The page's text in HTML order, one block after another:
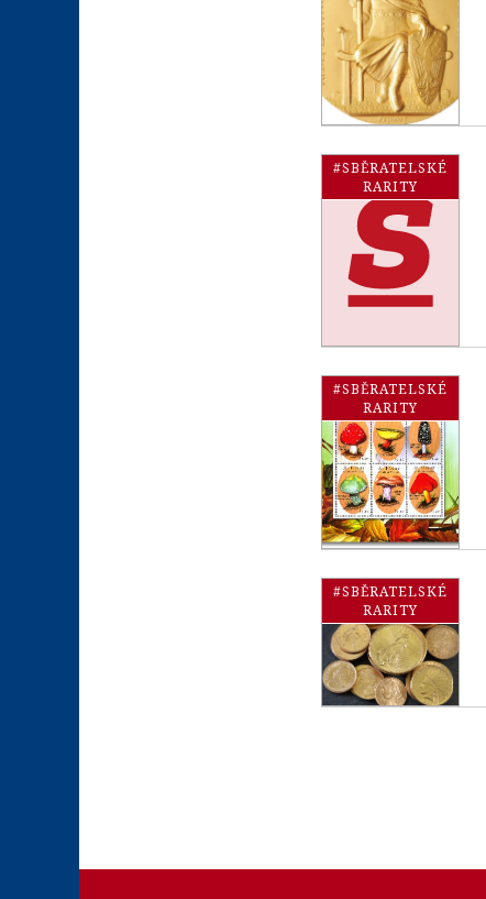
#SBĚRATELSKÉ
RARITY
#SBĚRATELSKÉ
RARITY
#SBĚRATELSKÉ
RARITY